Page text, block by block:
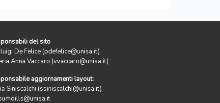
del sito
De Felice (pdefelice@unisa.it)
Anna Vaccaro (vvaccaro@unisa.it)
aggiornamenti layout:
Siniscalchi (ssiniscalchi@unisa.it)